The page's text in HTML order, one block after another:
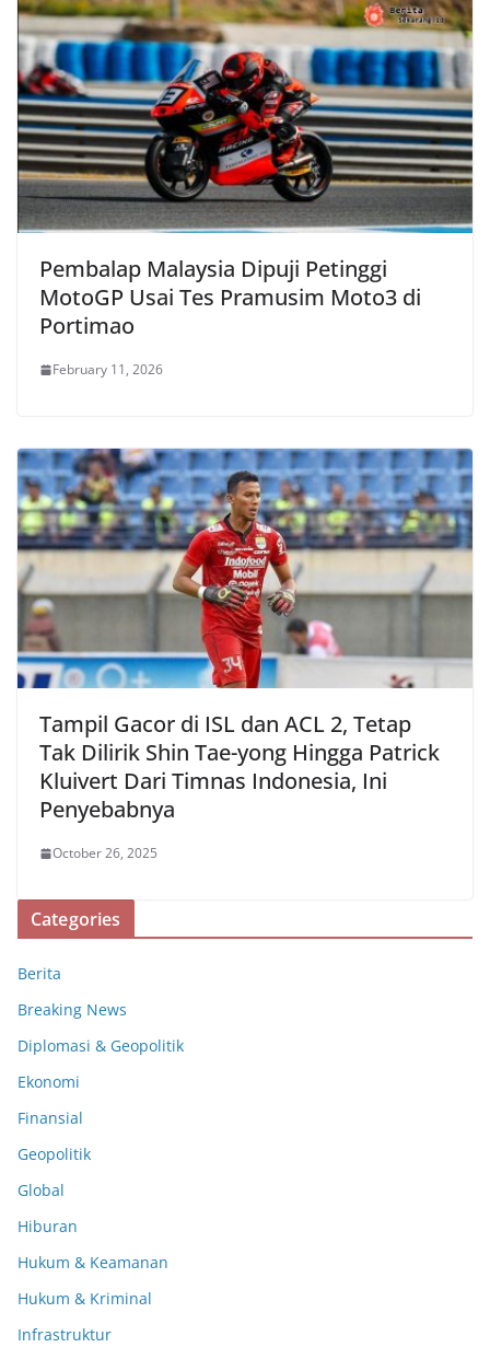
Pembalap Malaysia Dipuji Petinggi
MotoGP Usai Tes Pramusim Moto3 di
Portimao
February 11, 2026
Tampil Gacor di ISL dan ACL 2, Tetap
Tak Dilirik Shin Tae-yong Hingga Patrick
Kluivert Dari Timnas Indonesia, Ini
Penyebabnya
October 26, 2025
Categories
Berita
Breaking News
Diplomasi & Geopolitik
Ekonomi
Finansial
Geopolitik
Global
Hiburan
Hukum & Keamanan
Hukum & Kriminal
Infrastruktur